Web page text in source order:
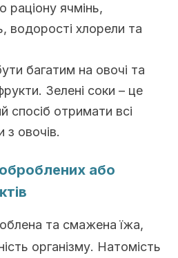
раціону ячмінь,
водорості хлорели та
багатим на овочі та
Зелені соки – це
спосіб отримати всі
з овочів.
або
та смажена їжа,
організму. Натомість